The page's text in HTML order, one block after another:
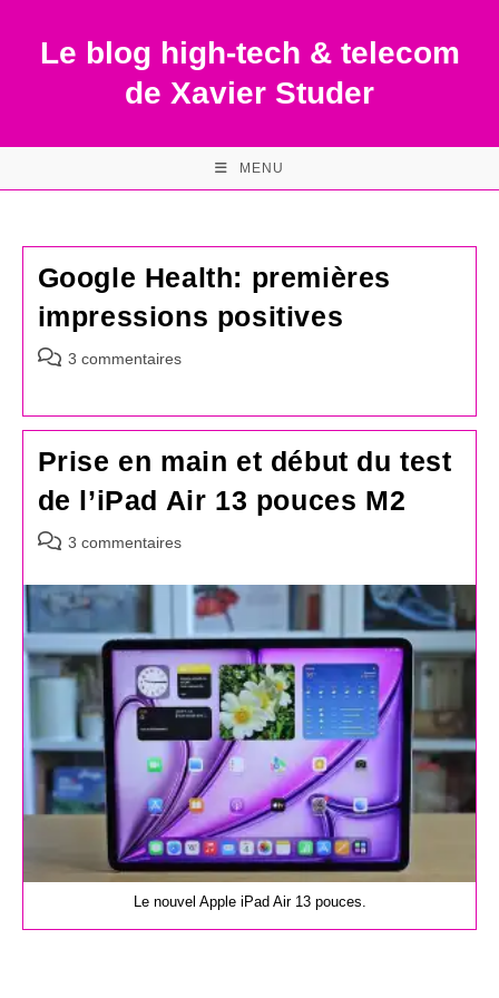
contentLe blog high-tech & telecom
de Xavier Studer
MENU
Google Health: premières
impressions positives
Commentaires
publication :
3 commentaires
Prise en main et début du test
de l’iPad Air 13 pouces M2
Commentaires
la
publication :
3 commentaires
Le nouvel Apple iPad Air 13 pouces.